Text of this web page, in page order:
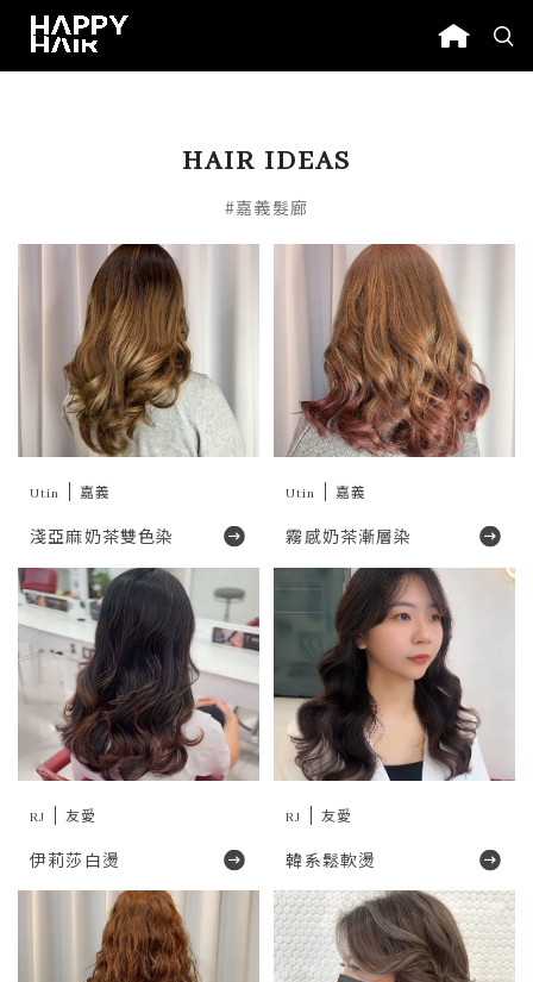
HAIR IDEAS
#嘉義髮廊
Utin 嘉義
淺亞麻奶茶雙色染
Utin 嘉義
霧感奶茶漸層染
RJ 友愛
伊莉莎白燙
RJ 友愛
韓系鬆軟燙